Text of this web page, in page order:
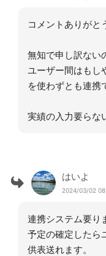
コメントありがと
無知で申し訳ない
ユーザー間はもし
を使わずとも連携
実績の入力要らな
はいよ
2024/03/02
連携システム要り
予定の確定したら
供表送れます。